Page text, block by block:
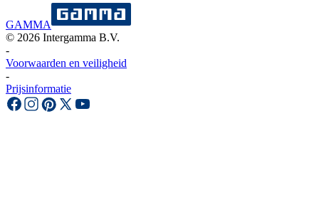
GAMMA
© 2026 Intergamma B.V.
-
Voorwaarden en veiligheid
-
Prijsinformatie